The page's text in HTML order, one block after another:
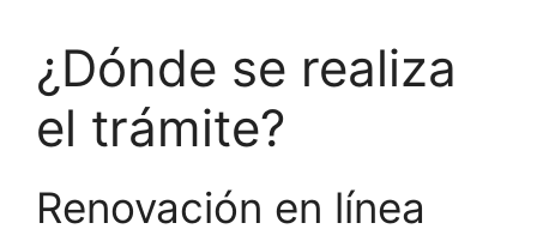
¿Dónde se realiza
el trámite?
Renovación en línea